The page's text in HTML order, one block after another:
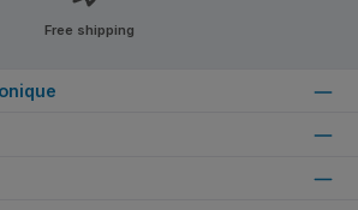
Free shipping